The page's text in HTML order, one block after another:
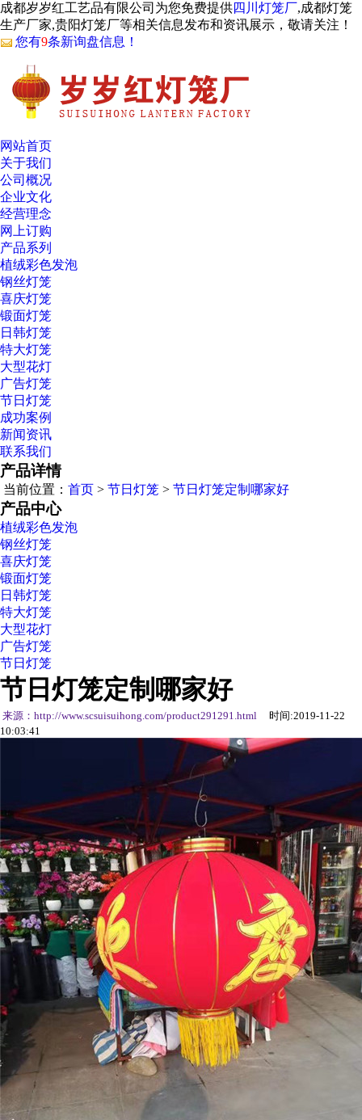
成都岁岁红工艺品有限公司为您免费提供四川灯笼厂,成都灯笼
生产厂家,贵阳灯笼厂等相关信息发布和资讯展示，敬请关注！
您有9条新询盘信息！
网站首页
关于我们
公司概况
企业文化
经营理念
网上订购
产品系列
植绒彩色发泡
钢丝灯笼
喜庆灯笼
锻面灯笼
日韩灯笼
特大灯笼
大型花灯
广告灯笼
节日灯笼
成功案例
新闻资讯
联系我们
产品详情
当前位置： 首页 > 节日灯笼 > 节日灯笼定制哪家好
产品中心
植绒彩色发泡
钢丝灯笼
喜庆灯笼
锻面灯笼
日韩灯笼
特大灯笼
大型花灯
广告灯笼
节日灯笼
节日灯笼定制哪家好
来源：http://www.scsuisuihong.com/product291291.html
时间:2019-11-22
10:03:41